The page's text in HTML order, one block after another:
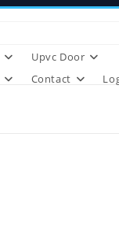
Upvc Door
Contact